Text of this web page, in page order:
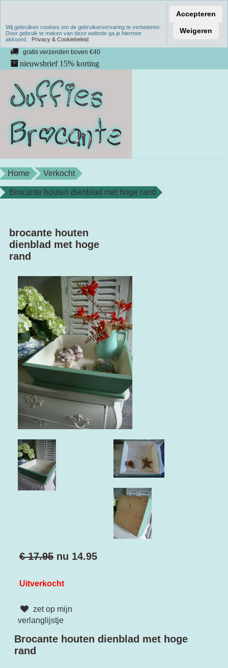
Verzenden binnen 1 werkdag
unieke producten
gratis verzenden boven €40
nieuwsbrief 15% korting
Home Verkocht
Brocante houten dienblad met hoge rand
brocante houten
dienblad met hoge
rand
€ 17.95 nu 14.95
Uitverkocht
zet op mijn
verlanglijstje
Brocante houten dienblad met hoge
rand
Wij gebruiken cookies om de gebruikerservaring te verbeteren.
Door gebruik te maken van deze website ga je hiermee
akkoord.
Privacy & Cookiebeleid
Accepteren
Weigeren